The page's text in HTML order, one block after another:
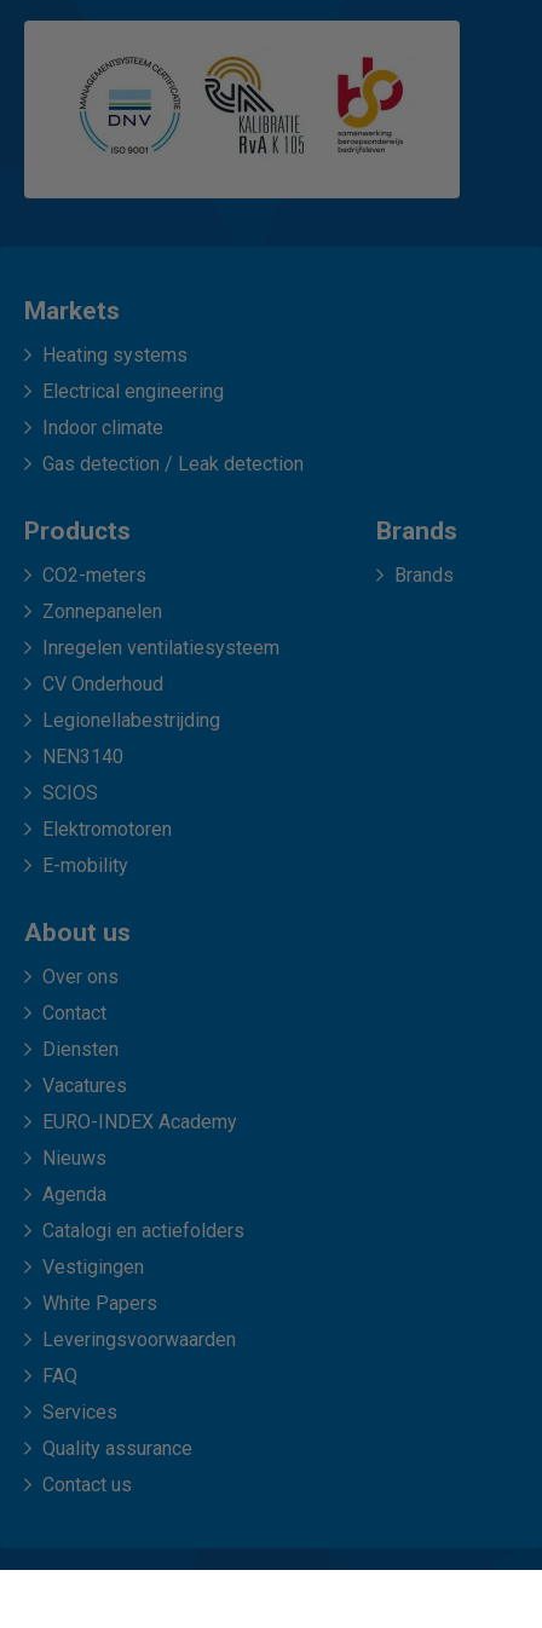
Markets
Heating systems
Electrical engineering
Indoor climate
Gas detection / Leak detection
Products
CO2-meters
Zonnepanelen
Inregelen ventilatiesysteem
CV Onderhoud
Legionellabestrijding
NEN3140
SCIOS
Elektromotoren
E-mobility
Brands
Brands
About us
Over ons
Contact
Diensten
Vacatures
EURO-INDEX Academy
Nieuws
Agenda
Catalogi en actiefolders
Vestigingen
White Papers
Leveringsvoorwaarden
FAQ
Services
Quality assurance
Contact us